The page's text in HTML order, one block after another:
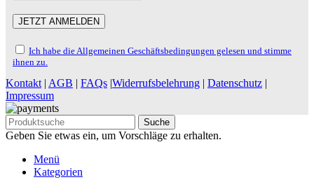
Ich habe die Allgemeinen Geschäftsbedingungen gelesen und stimme
ihnen zu.
Kontakt | AGB | FAQs |Widerrufsbelehrung | Datenschutz |
Impressum
Suche
Geben Sie etwas ein, um Vorschläge zu erhalten.
Menü
Kategorien